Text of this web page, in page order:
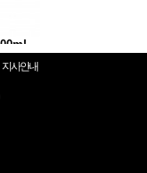
지사안내